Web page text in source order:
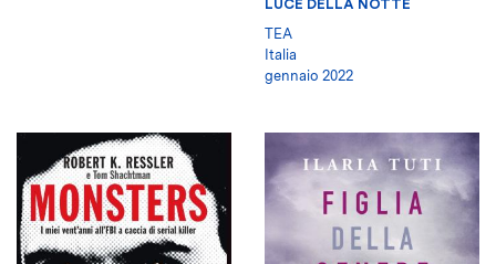
LUCE DELLA NOTTE
TEA
Italia
gennaio 2022